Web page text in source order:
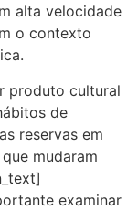
alta velocidade
o contexto
produto cultural
de
reservas em
mudaram
examinar